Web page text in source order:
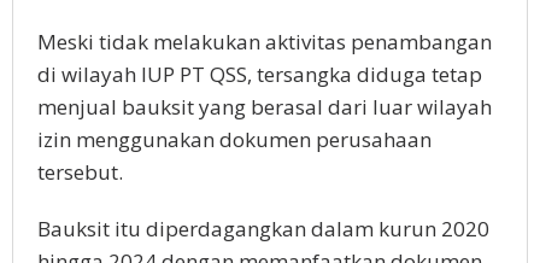
Meski tidak melakukan aktivitas penambangan
di wilayah IUP PT QSS, tersangka diduga tetap
menjual bauksit yang berasal dari luar wilayah
izin menggunakan dokumen perusahaan
tersebut.
Bauksit itu diperdagangkan dalam kurun 2020